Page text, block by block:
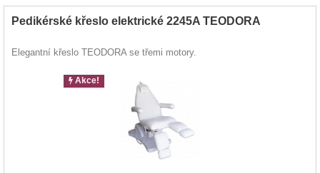
Pedikérské křeslo elektrické 2245A TEODORA
Elegantní křeslo TEODORA se třemi motory.
Akce!